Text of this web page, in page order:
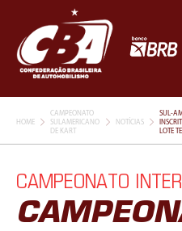
HOME
CAMPEONATO
SULAMERICANO
DE KART
NOTÍCIAS
SUL-
LOTE
CAMPEONATO